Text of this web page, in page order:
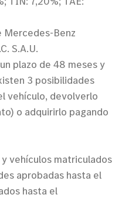
Benz
S.A.U.
plazo de 48 meses y
3 posibilidades
vehículo, devolverlo
o adquirirlo pagando
vehículos matriculados
aprobadas hasta el
hasta el